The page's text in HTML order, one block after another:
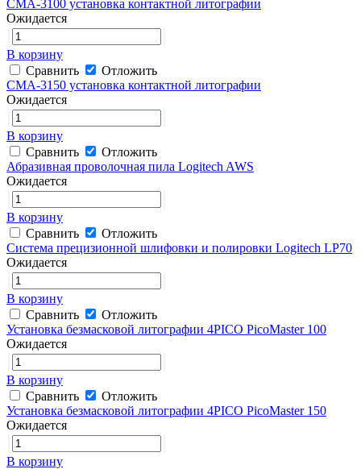
CMA-3100 установка контактной литографии
Ожидается
В корзину
Сравнить
Отложить
CMA-3150 установка контактной литографии
Ожидается
В корзину
Сравнить
Отложить
Абразивная проволочная пила Logitech AWS
Ожидается
В корзину
Сравнить
Отложить
Система прецизионной шлифовки и полировки Logitech LP70
Ожидается
В корзину
Сравнить
Отложить
Установка безмасковой литографии 4PICO PicoMaster 100
Ожидается
В корзину
Сравнить
Отложить
Установка безмасковой литографии 4PICO PicoMaster 150
Ожидается
В корзину